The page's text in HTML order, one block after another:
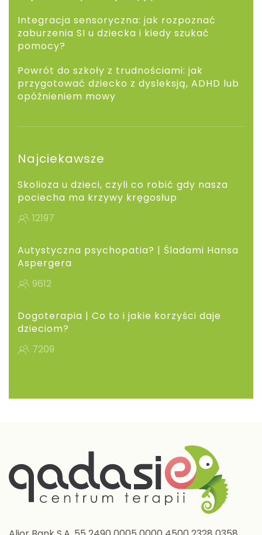
Integracja sensoryczna: jak rozpoznać
zaburzenia SI u dziecka i kiedy szukać
pomocy?
Powrót do szkoły z trudnościami: jak
przygotować dziecko z dysleksją, ADHD lub
opóźnieniem mowy
Najciekawsze
Skolioza u dzieci, czyli co robić gdy nasza
pociecha ma krzywy kręgosłup
12197
Autystyczna psychopatia? | Śladami Hansa
Aspergera
9612
Dogoterapia | Co to i jakie korzyści daje
dzieciom?
7209